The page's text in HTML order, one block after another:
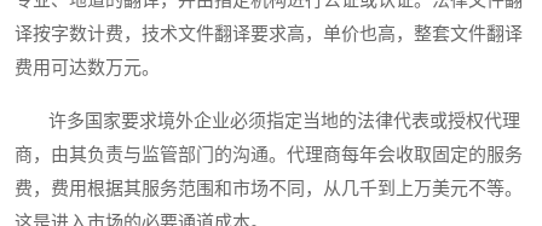
译按字数计费，技术文件翻译要求高，单价也高，整套文件翻译
费用可达数万元。
许多国家要求境外企业必须指定当地的法律代表或授权代理
商，由其负责与监管部门的沟通。代理商每年会收取固定的服务
费，费用根据其服务范围和市场不同，从几千到上万美元不等。
这是进入市场的必要通道成本。